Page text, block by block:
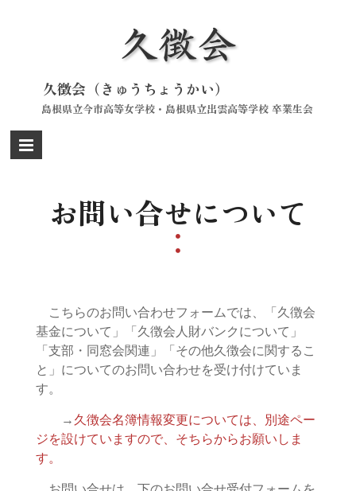
久徴会（きゅうちょうかい）
島根県立今市高等女学校・島根県立出雲高等学校 卒業生会
お問い合せについて
こちらのお問い合わせフォームでは、「久徴会
基金について」「久徴会人財バンクについて」
「支部・同窓会関連」「その他久徴会に関するこ
と」についてのお問い合わせを受け付けていま
す。
→ 久徴会名簿情報変更については、別途ペー
ジを設けていますので、そちらからお願いしま
す。